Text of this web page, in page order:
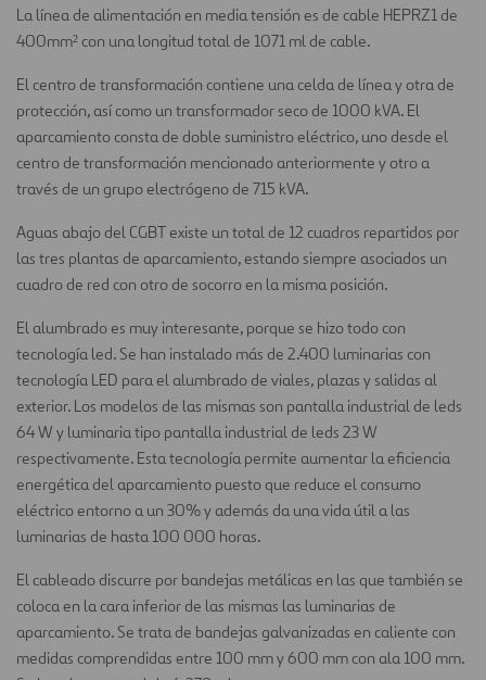
La línea de alimentación en media tensión es de cable HEPRZ1 de
400mm² con una longitud total de 1071 ml de cable.
El centro de transformación contiene una celda de línea y otra de
protección, así como un transformador seco de 1000 kVA. El
aparcamiento consta de doble suministro eléctrico, uno desde el
centro de transformación mencionado anteriormente y otro a
través de un grupo electrógeno de 715 kVA.
Aguas abajo del CGBT existe un total de 12 cuadros repartidos por
las tres plantas de aparcamiento, estando siempre asociados un
cuadro de red con otro de socorro en la misma posición.
El alumbrado es muy interesante, porque se hizo todo con
tecnología led. Se han instalado más de 2.400 luminarias con
tecnología LED para el alumbrado de viales, plazas y salidas al
exterior. Los modelos de las mismas son pantalla industrial de leds
64 W y luminaria tipo pantalla industrial de leds 23 W
respectivamente. Esta tecnología permite aumentar la eficiencia
energética del aparcamiento puesto que reduce el consumo
eléctrico entorno a un 30% y además da una vida útil a las
luminarias de hasta 100 000 horas.
El cableado discurre por bandejas metálicas en las que también se
coloca en la cara inferior de las mismas las luminarias de
aparcamiento. Se trata de bandejas galvanizadas en caliente con
medidas comprendidas entre 100 mm y 600 mm con ala 100 mm.